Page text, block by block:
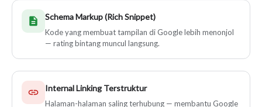
Schema Markup (Rich Snippet)
Kode yang membuat tampilan di Google lebih menonjol
— rating bintang muncul langsung.
Internal Linking Terstruktur
Halaman-halaman saling terhubung — membantu Google